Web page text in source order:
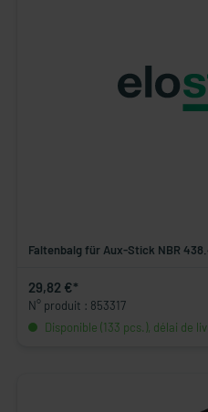
Faltenbalg für Aux-Stick NBR
29,82 €*
N° produit : 853317
Disponible (133 pcs.), délai de